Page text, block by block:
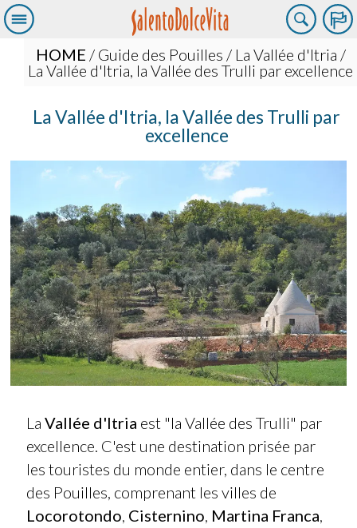
HOME / Guide des Pouilles / La Vallée d'Itria /
La Vallée d'Itria, la Vallée des Trulli par excellence
La Vallée d'Itria, la Vallée des Trulli par
excellence
La Vallée d'Itria est "la Vallée des Trulli" par
excellence. C'est une destination prisée par
les touristes du monde entier, dans le centre
des Pouilles, comprenant les villes de
Locorotondo, Cisternino, Martina Franca,